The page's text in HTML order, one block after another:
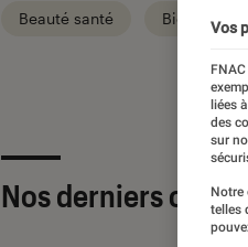
Beauté santé Bien-être
Nos derniers
Vos
liées
des
sur
Notre
telles